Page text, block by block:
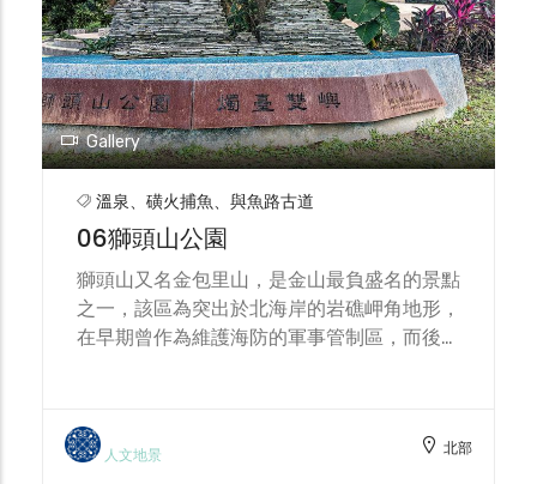
Gallery
溫泉、磺火捕魚、與魚路古道
06獅頭山公園
獅頭山又名金包里山，是金山最負盛名的景點
之一，該區為突出於北海岸的岩礁岬角地形，
在早期曾作為維護海防的軍事管制區，而後撤
燭台雙嶼、稀有植物金花石蒜的復育區與開鑿
於日本時代的光武坑道與碉堡等。
人文地景 北部